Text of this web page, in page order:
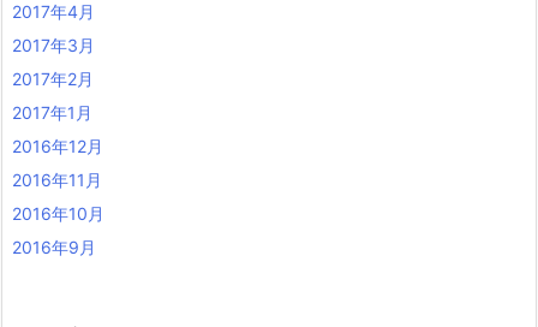
2017年4月
2017年3月
2017年2月
2017年1月
2016年12月
2016年11月
2016年10月
2016年9月